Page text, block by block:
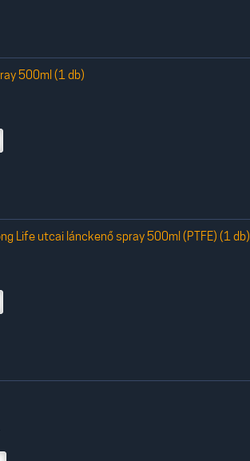
500ml (1 db)
Life utcai lánckenő spray 500ml (PTFE) (1 db)